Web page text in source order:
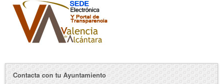
Contacta con tu Ayuntamiento